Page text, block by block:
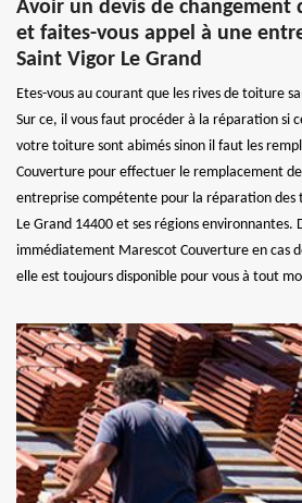
Avoir un devis de
et faites-vous appel à une
Saint Vigor Le Grand
Etes-vous au courant que les rives de toiture
Sur ce, il vous faut procéder à la réparation si
votre toiture sont abimés sinon il faut les
Couverture pour effectuer le remplacement de
entreprise compétente pour la réparation des
Le Grand 14400 et ses régions environnantes.
immédiatement Marescot Couverture en cas
elle est toujours disponible pour vous à tout